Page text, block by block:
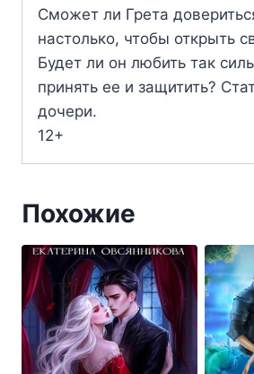
Сможет ли Грета
настолько, чтобы открыть
Будет ли он любить так
принять ее и защитить?
дочери.
12+
Похожие